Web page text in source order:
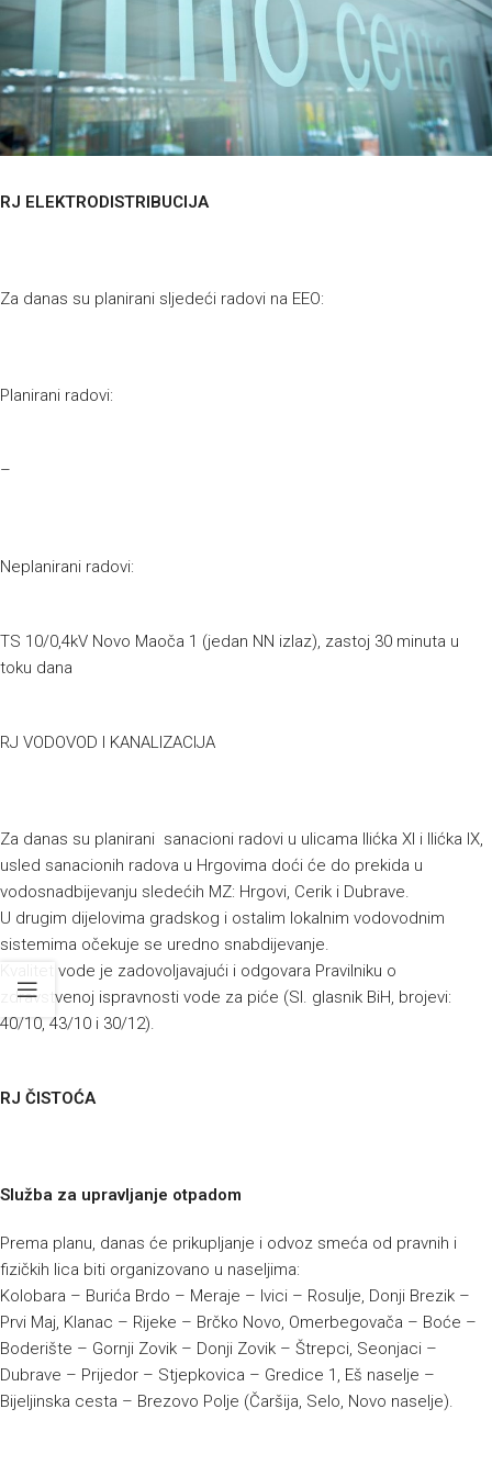
RJ ELEKTRODISTRIBUCIJA
Za danas su planirani sljedeći radovi na EEO:
Planirani radovi:
–
Neplanirani radovi:
TS 10/0,4kV Novo Maoča 1 (jedan NN izlaz), zastoj 30 minuta u
toku dana
RJ VODOVOD I KANALIZACIJA
Za danas su planirani sanacioni radovi u ulicama Ilićka XI i Ilićka IX,
usled sanacionih radova u Hrgovima doći će do prekida u
vodosnadbijevanju sledećih MZ: Hrgovi, Cerik i Dubrave.
U drugim dijelovima gradskog i ostalim lokalnim vodovodnim
sistemima očekuje se uredno snabdijevanje.
Kvalitet vode je zadovoljavajući i odgovara Pravilniku o
zdravstvenoj ispravnosti vode za piće (Sl. glasnik BiH, brojevi:
40/10, 43/10 i 30/12).
RJ ČISTOĆA
Služba za upravljanje otpadom
Prema planu, danas će prikupljanje i odvoz smeća od pravnih i
fizičkih lica biti organizovano u naseljima:
Kolobara – Burića Brdo – Meraje – Ivici – Rosulje, Donji Brezik –
Prvi Maj, Klanac – Rijeke – Brčko Novo, Omerbegovača – Boće –
Boderište – Gornji Zovik – Donji Zovik – Štrepci, Seonjaci –
Dubrave – Prijedor – Stjepkovica – Gredice 1, Eš naselje –
Bijeljinska cesta – Brezovo Polje (Čaršija, Selo, Novo naselje).